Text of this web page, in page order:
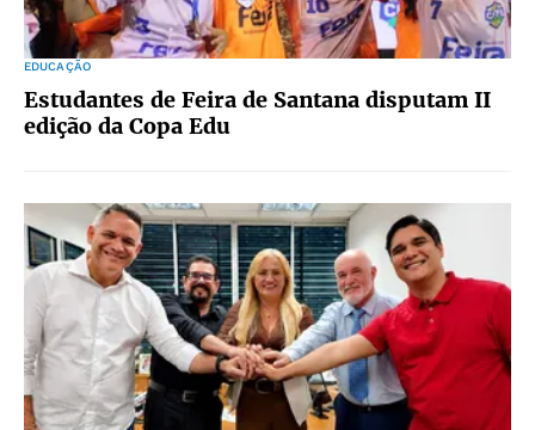
EDUCAÇÃO
Estudantes de Feira de Santana disputam II
edição da Copa Edu